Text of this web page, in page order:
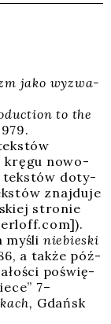
jako wyzwa­
to the
krę­gu nowo­
tek­stów doty­
znaj­du­je
stro­nie
myśli nie­bie­ski
a tak­że póź­
poświę­
7–
Gdańsk